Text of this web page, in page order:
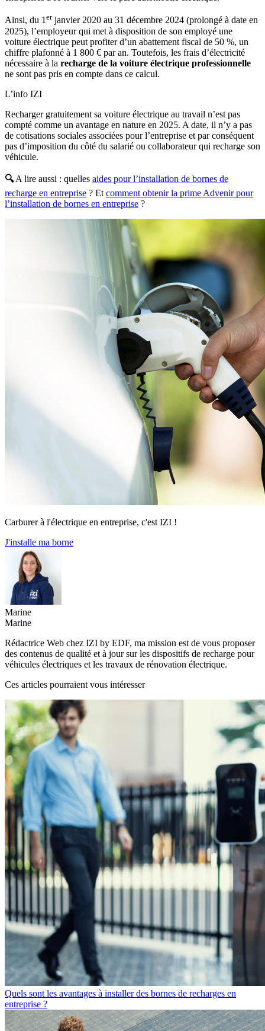
Ainsi, du 1erjanvier 2020 au 31 décembre 2024 (prolongé à date en
2025), l’employeur qui met à disposition de son employé une
voiture électrique peut profiter d’un abattement fiscal de 50 %, un
chiffre plafonné à 1 800 € par an. Toutefois, les frais d’électricité
nécessaire à la recharge de la voiture électrique professionnelle
ne sont pas pris en compte dans ce calcul.
L’info IZI
Recharger gratuitement sa voiture électrique au travail n’est pas
compté comme un avantage en nature en 2025. A date, il n’y a pas
de cotisations sociales associées pour l’entreprise et par conséquent
pas d’imposition du côté du salarié ou collaborateur qui recharge son
véhicule.
🔍A lire aussi : quelles aides pour l’installation de bornes de
recharge en entreprise ? Et comment obtenir la prime Advenir pour
l’installation de bornes en entreprise ?
Carburer à l'électrique en entreprise, c'est IZI !
J'installe ma borne
Marine
Marine
Rédactrice Web chez IZI by EDF, ma mission est de vous proposer
des contenus de qualité et à jour sur les dispositifs de recharge pour
véhicules électriques et les travaux de rénovation électrique.
Ces articles pourraient vous intéresser
Quels sont les avantages à installer des bornes de recharges en
entreprise ?